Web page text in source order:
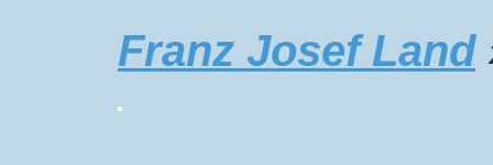
Franz Josef Land